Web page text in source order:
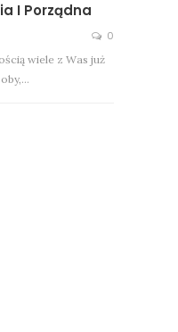
I Porządna
0
wiele z Was już